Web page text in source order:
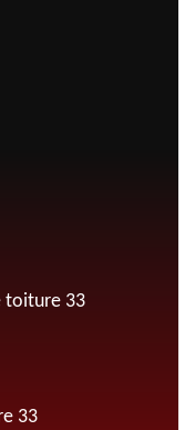
toiture 33
33